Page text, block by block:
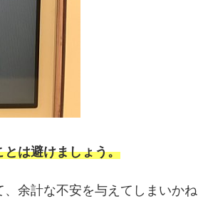
とは避けましょう。
余計な不安を与えてしまいかね